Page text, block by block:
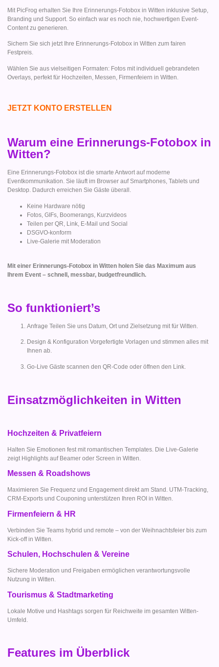
Mit PicFrog erhalten Sie Ihre Erinnerungs-Fotobox in Witten inklusive Setup,
Branding und Support. So einfach war es noch nie, hochwertigen Event-
Content zu generieren.
Sichern Sie sich jetzt Ihre Erinnerungs-Fotobox in Witten zum fairen
Festpreis.
Wählen Sie aus vielseitigen Formaten: Fotos mit individuell gebrandeten
Overlays, perfekt für Hochzeiten, Messen, Firmenfeiern in Witten.
JETZT KONTO ERSTELLEN
Warum eine Erinnerungs-Fotobox in
Witten?
Eine Erinnerungs-Fotobox ist die smarte Antwort auf moderne
Eventkommunikation. Sie läuft im Browser auf Smartphones, Tablets und
Desktop. Dadurch erreichen Sie Gäste überall.
Keine Hardware nötig
Fotos, GIFs, Boomerangs, Kurzvideos
Teilen per QR, Link, E-Mail und Social
DSGVO-konform
Live-Galerie mit Moderation
Mit einer Erinnerungs-Fotobox in Witten holen Sie das Maximum aus
Ihrem Event – schnell, messbar, budgetfreundlich.
So funktioniert’s
Anfrage Teilen Sie uns Datum, Ort und Zielsetzung mit für Witten.
Design & Konfiguration Vorgefertigte Vorlagen und stimmen alles mit
Ihnen ab.
Go-Live Gäste scannen den QR-Code oder öffnen den Link.
Einsatzmöglichkeiten in Witten
Hochzeiten & Privatfeiern
Halten Sie Emotionen fest mit romantischen Templates. Die Live-Galerie
zeigt Highlights auf Beamer oder Screen in Witten.
Messen & Roadshows
Maximieren Sie Frequenz und Engagement direkt am Stand. UTM-Tracking,
CRM-Exports und Couponing unterstützen Ihren ROI in Witten.
Firmenfeiern & HR
Verbinden Sie Teams hybrid und remote – von der Weihnachtsfeier bis zum
Kick-off in Witten.
Schulen, Hochschulen & Vereine
Sichere Moderation und Freigaben ermöglichen verantwortungsvolle
Nutzung in Witten.
Tourismus & Stadtmarketing
Lokale Motive und Hashtags sorgen für Reichweite im gesamten Witten-
Umfeld.
Features im Überblick